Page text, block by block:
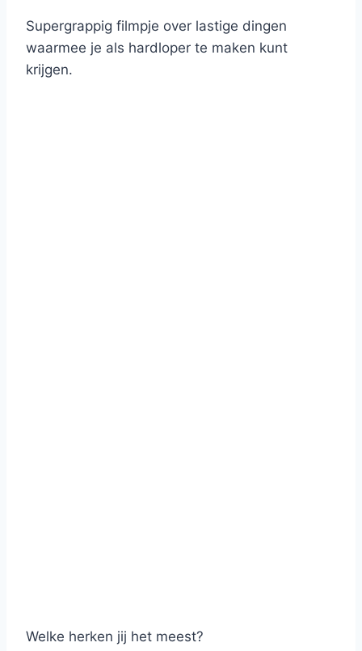
Supergrappig filmpje over lastige dingen
waarmee je als hardloper te maken kunt
krijgen.
Welke herken jij het meest?